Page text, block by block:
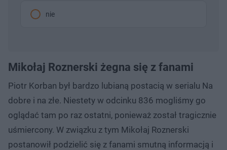
nie
Mikołaj Roznerski żegna się z fanami
Piotr Korban był bardzo lubianą postacią w serialu Na
dobre i na złe. Niestety w odcinku 836 mogliśmy go
oglądać tam po raz ostatni, ponieważ został tragicznie
uśmiercony. W związku z tym Mikołaj Roznerski
postanowił podzielić się z fanami smutną informacją i